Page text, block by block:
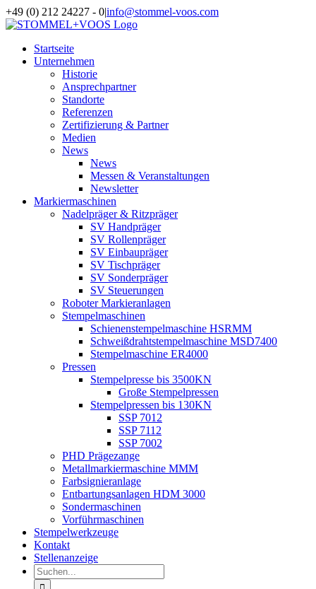
Zum
Inhalt
+49 (0) 212 24227 - 0|info@stommel-voos.com
Startseite
Unternehmen
Historie
Ansprechpartner
Standorte
Referenzen
Zertifizierung & Partner
Medien
News
News
Messen & Veranstaltungen
Newsletter
Markiermaschinen
Nadelpräger & Ritzpräger
SV Handpräger
SV Rollenpräger
SV Einbaupräger
SV Tischpräger
SV Sonderpräger
SV Steuerungen
Roboter Markieranlagen
Stempelmaschinen
Schienenstempelmaschine HSRMM
Schweißdrahtstempelmaschine MSD7400
Stempelmaschine ER4000
Pressen
Stempelpresse bis 3500KN
Große Stempelpressen
Stempelpressen bis 130KN
SSP 7012
SSP 7112
SSP 7002
PHD Prägezange
Metallmarkiermaschine MMM
Farbsignieranlage
Entbartungsanlagen HDM 3000
Sondermaschinen
Vorführmaschinen
Stempelwerkzeuge
Kontakt
Stellenanzeige
Suche
nach: